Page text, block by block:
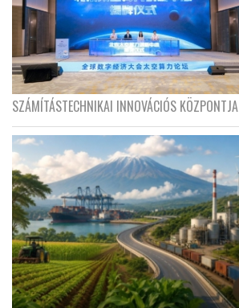
SZÁMÍTÁSTECHNIKAI INNOVÁCIÓS KÖZPONTJA